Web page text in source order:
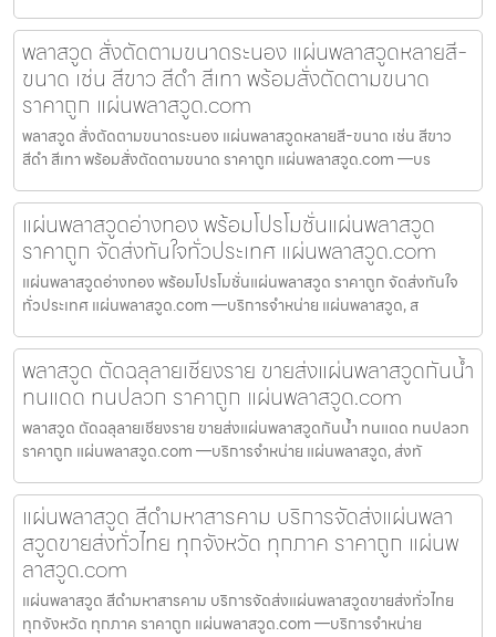
พลาสวูด สั่งตัดตามขนาดระนอง แผ่นพลาสวูดหลายสี-
ขนาด เช่น สีขาว สีดำ สีเทา พร้อมสั่งตัดตามขนาด
ราคาถูก แผ่นพลาสวูด.com
พลาสวูด สั่งตัดตามขนาดระนอง แผ่นพลาสวูดหลายสี-ขนาด เช่น สีขาว
สีดำ สีเทา พร้อมสั่งตัดตามขนาด ราคาถูก แผ่นพลาสวูด.com —บร
แผ่นพลาสวูดอ่างทอง พร้อมโปรโมชั่นแผ่นพลาสวูด
ราคาถูก จัดส่งทันใจทั่วประเทศ แผ่นพลาสวูด.com
แผ่นพลาสวูดอ่างทอง พร้อมโปรโมชั่นแผ่นพลาสวูด ราคาถูก จัดส่งทันใจ
ทั่วประเทศ แผ่นพลาสวูด.com —บริการจำหน่าย แผ่นพลาสวูด, ส
พลาสวูด ตัดฉลุลายเชียงราย ขายส่งแผ่นพลาสวูดกันน้ำ
ทนแดด ทนปลวก ราคาถูก แผ่นพลาสวูด.com
พลาสวูด ตัดฉลุลายเชียงราย ขายส่งแผ่นพลาสวูดกันน้ำ ทนแดด ทนปลวก
ราคาถูก แผ่นพลาสวูด.com —บริการจำหน่าย แผ่นพลาสวูด, ส่งทั
แผ่นพลาสวูด สีดำมหาสารคาม บริการจัดส่งแผ่นพลา
สวูดขายส่งทั่วไทย ทุกจังหวัด ทุกภาค ราคาถูก แผ่นพ
ลาสวูด.com
แผ่นพลาสวูด สีดำมหาสารคาม บริการจัดส่งแผ่นพลาสวูดขายส่งทั่วไทย
ทุกจังหวัด ทุกภาค ราคาถูก แผ่นพลาสวูด.com —บริการจำหน่าย